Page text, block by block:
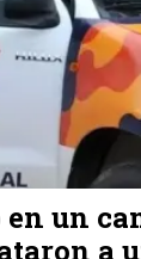
un
a